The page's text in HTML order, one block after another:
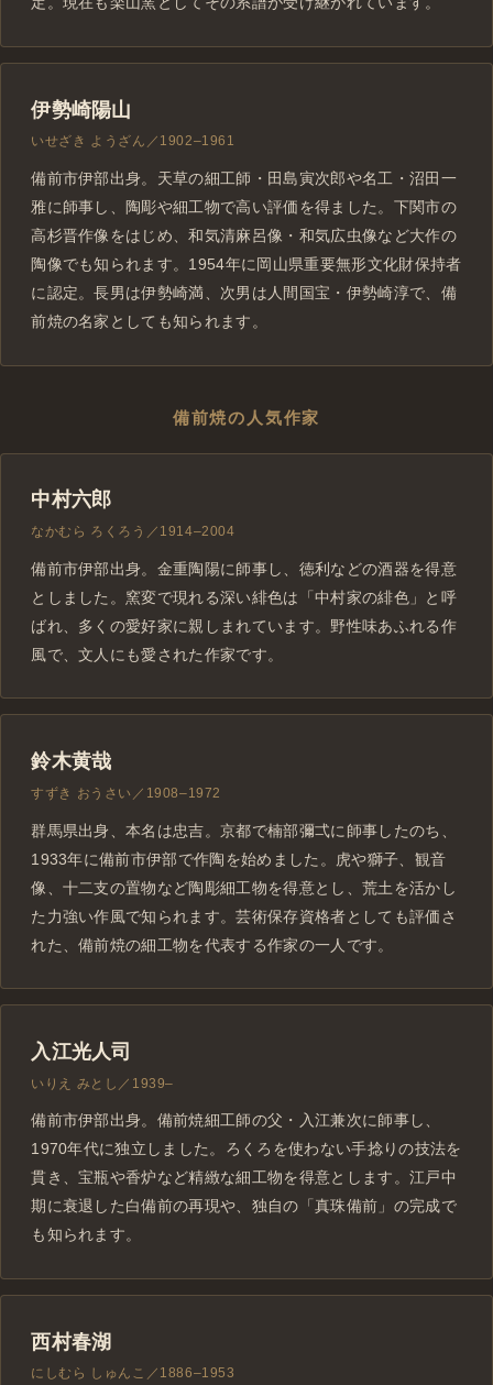
伊勢崎陽山
いせざき ようざん／1902–1961
備前市伊部出身。天草の細工師・田島寅次郎や名工・沼田一
雅に師事し、陶彫や細工物で高い評価を得ました。下関市の
高杉晋作像をはじめ、和気清麻呂像・和気広虫像など大作の
陶像でも知られます。1954年に岡山県重要無形文化財保持者
に認定。長男は伊勢崎満、次男は人間国宝・伊勢崎淳で、備
前焼の名家としても知られます。
備前焼の人気作家
中村六郎
なかむら ろくろう／1914–2004
備前市伊部出身。金重陶陽に師事し、徳利などの酒器を得意
としました。窯変で現れる深い緋色は「中村家の緋色」と呼
ばれ、多くの愛好家に親しまれています。野性味あふれる作
風で、文人にも愛された作家です。
鈴木黄哉
すずき おうさい／1908–1972
群馬県出身、本名は忠吉。京都で楠部彌弌に師事したのち、
1933年に備前市伊部で作陶を始めました。虎や獅子、観音
像、十二支の置物など陶彫細工物を得意とし、荒土を活かし
た力強い作風で知られます。芸術保存資格者としても評価さ
れた、備前焼の細工物を代表する作家の一人です。
入江光人司
いりえ みとし／1939–
備前市伊部出身。備前焼細工師の父・入江兼次に師事し、
1970年代に独立しました。ろくろを使わない手捻りの技法を
貫き、宝瓶や香炉など精緻な細工物を得意とします。江戸中
期に衰退した白備前の再現や、独自の「真珠備前」の完成で
も知られます。
西村春湖
にしむら しゅんこ／1886–1953